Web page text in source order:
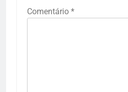
Comentário *